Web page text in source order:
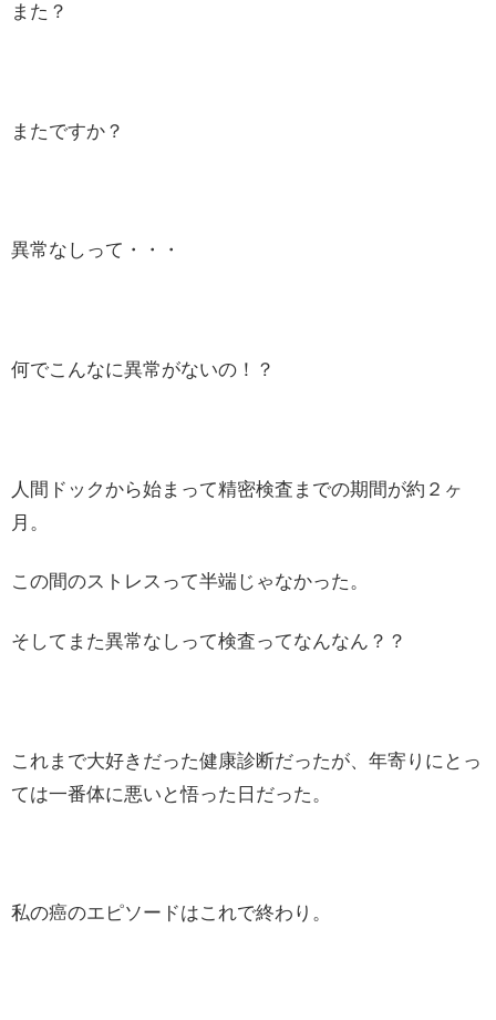
また？
またですか？
異常なしって・・・
何でこんなに異常がないの！？
人間ドックから始まって精密検査までの期間が約２ヶ
月。
この間のストレスって半端じゃなかった。
そしてまた異常なしって検査ってなんなん？？
これまで大好きだった健康診断だったが、年寄りにとっ
ては一番体に悪いと悟った日だった。
私の癌のエピソードはこれで終わり。